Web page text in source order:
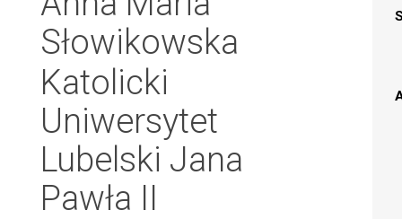
Słowikowska
Katolicki
Uniwersytet
Lubelski Jana
Pawła II